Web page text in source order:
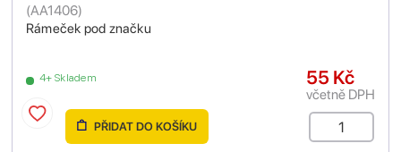
Rámeček pod značku
(AA1406)
4+ Skladem 55 Kč
včetně DPH
PŘIDAT DO KOŠÍKU